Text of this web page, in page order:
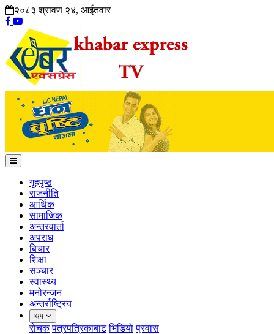
२०८३ श्रावण २४, आईतवार
गृहपृष्ठ
राजनीति
आर्थिक
सामाजिक
अन्तरवार्ता
अपराध
बिचार
शिक्षा
सञ्चार
स्वास्थ्य
मनोरन्जन
अन्तर्राष्ट्रिय
थप
रोचक पत्रपत्रिकाबाट भिडियो प्रवास